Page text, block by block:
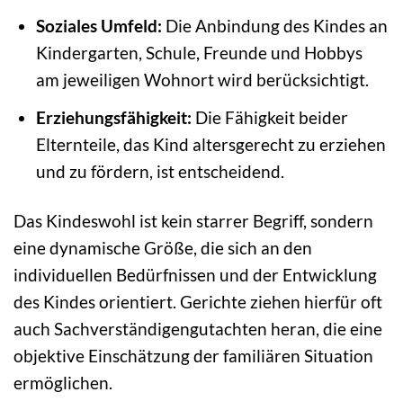
Soziales Umfeld: Die Anbindung des Kindes an
Kindergarten, Schule, Freunde und Hobbys
am jeweiligen Wohnort wird berücksichtigt.
Erziehungsfähigkeit: Die Fähigkeit beider
Elternteile, das Kind altersgerecht zu erziehen
und zu fördern, ist entscheidend.
Das Kindeswohl ist kein starrer Begriff, sondern
eine dynamische Größe, die sich an den
individuellen Bedürfnissen und der Entwicklung
des Kindes orientiert. Gerichte ziehen hierfür oft
auch Sachverständigengutachten heran, die eine
objektive Einschätzung der familiären Situation
ermöglichen.